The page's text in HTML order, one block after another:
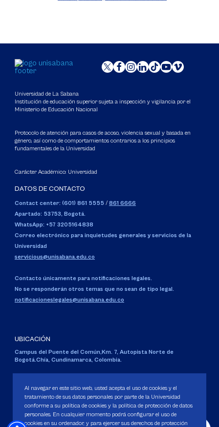
Universidad de La Sabana
Institución de educación superior sujeta a inspección y vigilancia por el
Ministerio de Educación Nacional
Protocolo de atención para casos de acoso, violencia sexual y basada en
género, así como de comportamientos contrarios a los principios
fundamentales de la Universidad
Carácter Académico: Universidad
DATOS DE CONTACTO
Contact center: (601) 861 5555 / 861 6666
Apartado: 53753, Bogotá.
WhatsApp: +57 3205164838
Correo electrónico para inquietudes generales y servicios de la
Universidad
servicious@unisabana.edu.co
Contacto únicamente para notificaciones legales.
No se responderán otros temas que no sean de tipo legal.
notificacioneslegales@unisabana.edu.co
UBICACIÓN
Campus del Puente del Común,Km. 7, Autopista Norte de
Bogotá.Chía, Cundinamarca, Colombia.
Personería Jurídica:Resolución 130 del 14 de enero de 1980.
Ministerio de Educación Nacional.
Al navegar en este sitio web, usted acepta el uso de cookies y el
tratamiento de sus datos personales por parte de la Universidad
conforme a su política de cookies y la política de protección de datos
personales. En cualquier momento podrá configurar el uso de
cookies en su ordenador, y para ejercer sus derechos de protección